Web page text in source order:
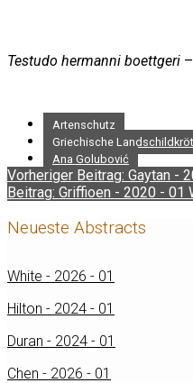
Testudo hermanni boettgeri
Artenschutz
Griechische
Ana Golubović
Vorheriger Beitrag: Gaytan -
Beitrag: Griffioen - 2020 - 01
Neueste Abstracts
White - 2026 - 01
Hilton - 2024 - 01
Duran - 2024 - 01
Chen - 2026 - 01